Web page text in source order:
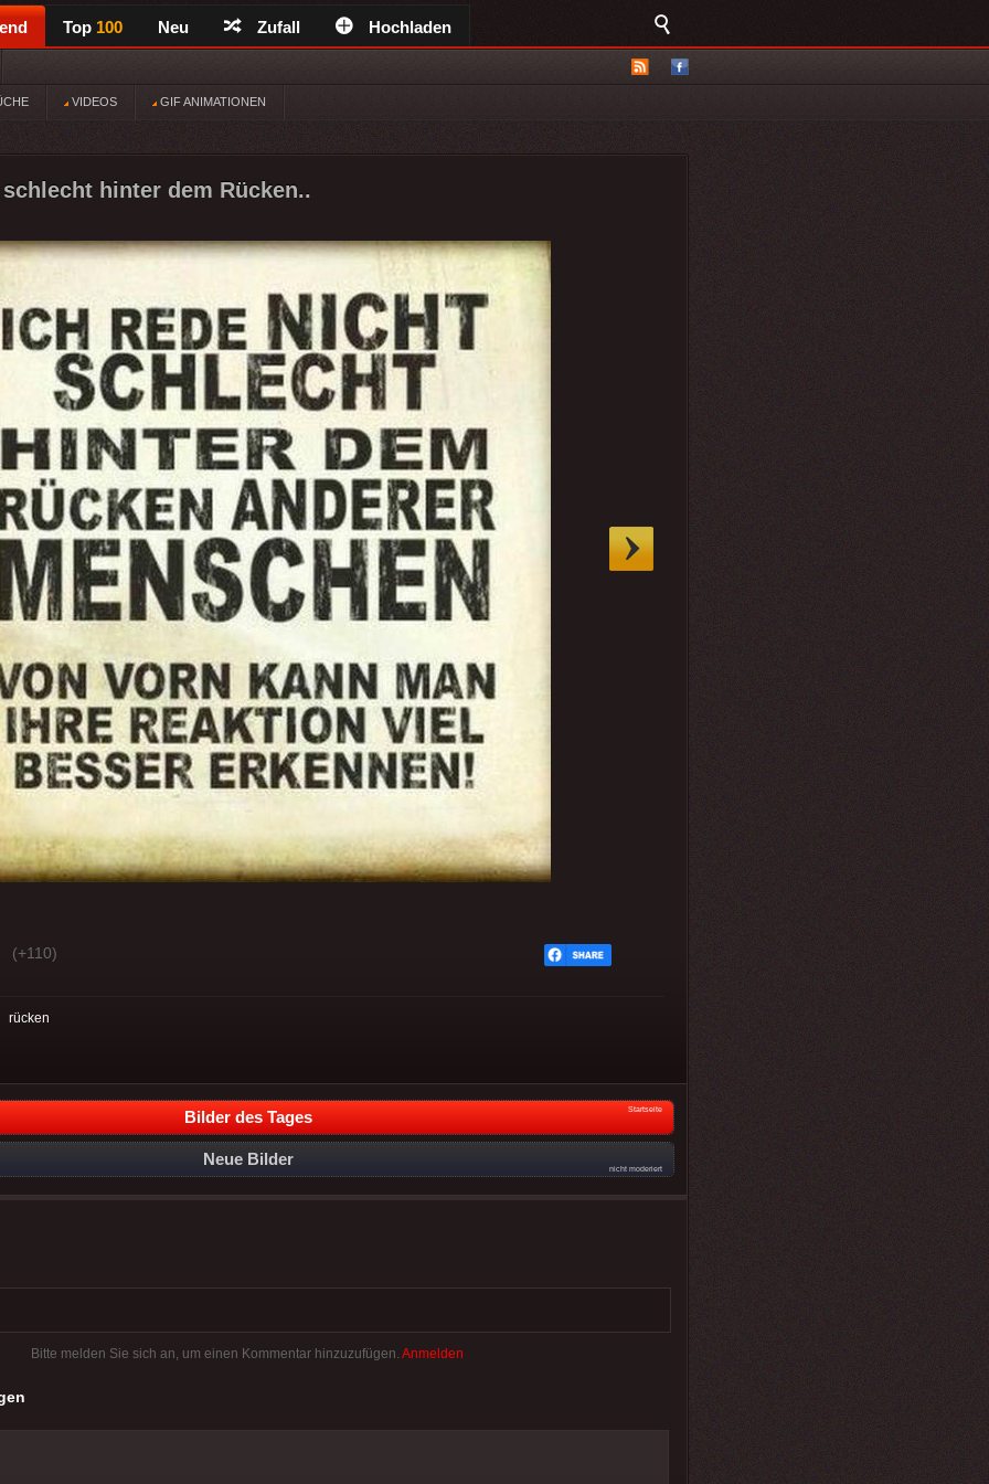
Top 100 Neu Zufall Hochladen
VIDEOS GIF ANIMATIONEN
hinter dem Rücken..
(+110)
rücken
Bilder des Tages Startseite
Neue Bilder
nicht moderiert
Bitte melden Sie sich an, um einen Kommentar hinzuzufügen. Anmelden